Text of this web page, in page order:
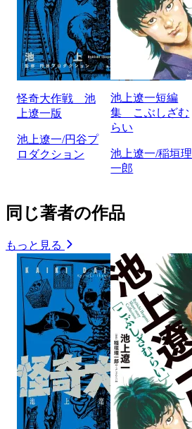
怪奇大作戦 池
上遼一版
池上遼一/円谷プ
ロダクション
池上遼一短編
集 こぶしざむ
らい
池上遼一/稲垣理
一郎
同じ著者の作品
もっと見る